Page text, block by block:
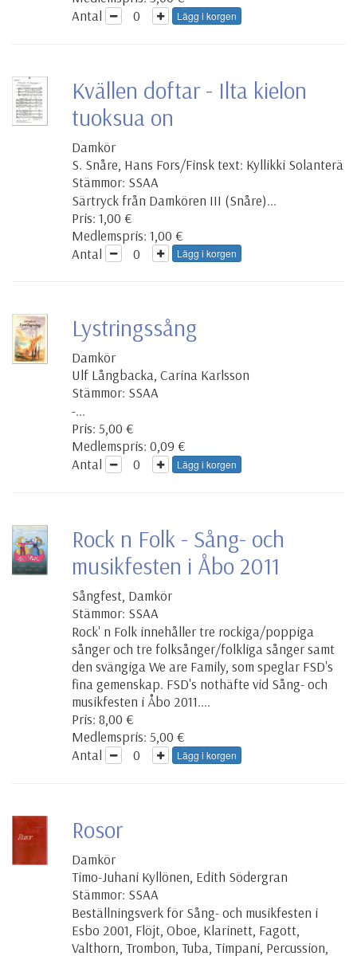
Antal
Lägg i korgen
Kvällen doftar - Ilta kielon
tuoksua on
Damkör
S. Snåre, Hans Fors/Finsk text: Kyllikki Solanterä
Stämmor: SSAA
Särtryck från Damkören III (Snåre)...
Pris: 1,00 €
Medlemspris: 1,00 €
Antal
Lägg i korgen
Lystringssång
Damkör
Ulf Långbacka, Carina Karlsson
Stämmor: SSAA
-...
Pris: 5,00 €
Medlemspris: 0,09 €
Antal
Lägg i korgen
Rock n Folk - Sång- och
musikfesten i Åbo 2011
Sångfest, Damkör
Stämmor: SSAA
Rock' n Folk innehåller tre rockiga/poppiga
sånger och tre folksånger/folkliga sånger samt
den svängiga We are Family, som speglar FSD's
fina gemenskap. FSD's nothäfte vid Sång- och
musikfesten i Åbo 2011....
Pris: 8,00 €
Medlemspris: 5,00 €
Antal
Lägg i korgen
Rosor
Damkör
Timo-Juhani Kyllönen, Edith Södergran
Stämmor: SSAA
Beställningsverk för Sång- och musikfesten i
Esbo 2001, Flöjt, Oboe, Klarinett, Fagott,
Valthorn, Trombon, Tuba, Timpani, Percussion,